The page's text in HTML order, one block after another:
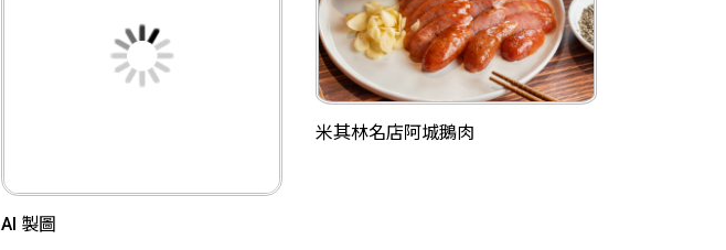
AI 製圖
米其林名店阿城鵝肉